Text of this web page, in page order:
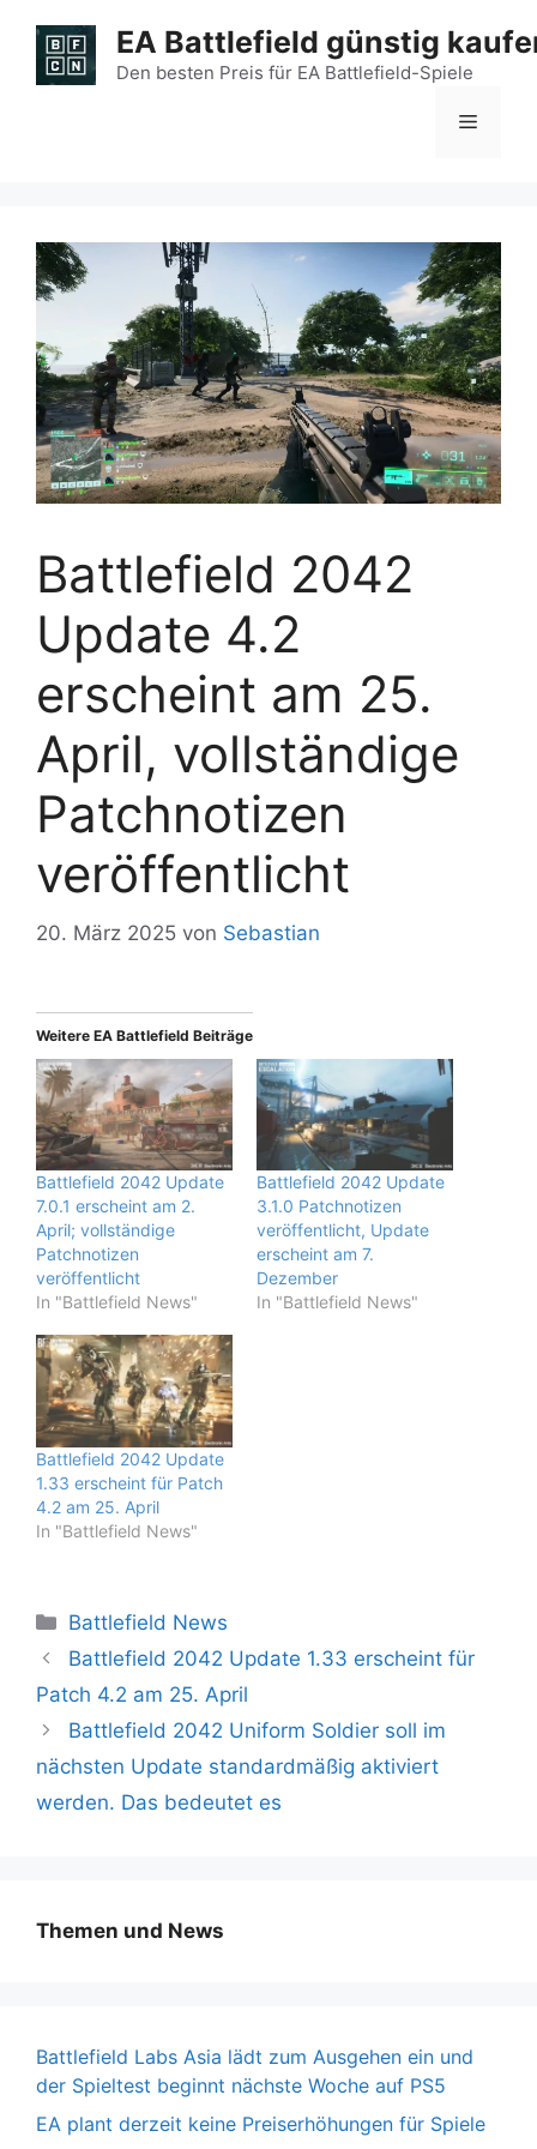
Inhalt
springen
EA Battlefield günstig
Den besten Preis für EA Battlefield-Spiele
Menü
Battlefield 2042
Update 4.2
erscheint am 25.
April, vollständige
Patchnotizen
veröffentlicht
20. März 2025 von Sebastian
Weitere EA Battlefield Beiträge
Battlefield 2042 Update
7.0.1 erscheint am 2.
April; vollständige
Patchnotizen
veröffentlicht
In "Battlefield News"
Battlefield 2042 Update
3.1.0 Patchnotizen
veröffentlicht, Update
erscheint am 7.
Dezember
In "Battlefield News"
Battlefield 2042 Update
1.33 erscheint für Patch
4.2 am 25. April
In "Battlefield News"
Kategorien
Battlefield News
Battlefield 2042 Update 1.33 erscheint für
Patch 4.2 am 25. April
Battlefield 2042 Uniform Soldier soll im
nächsten Update standardmäßig aktiviert
werden. Das bedeutet es
Themen und News
Battlefield Labs Asia lädt zum Ausgehen ein und
der Spieltest beginnt nächste Woche auf PS5
EA plant derzeit keine Preiserhöhungen für Spiele